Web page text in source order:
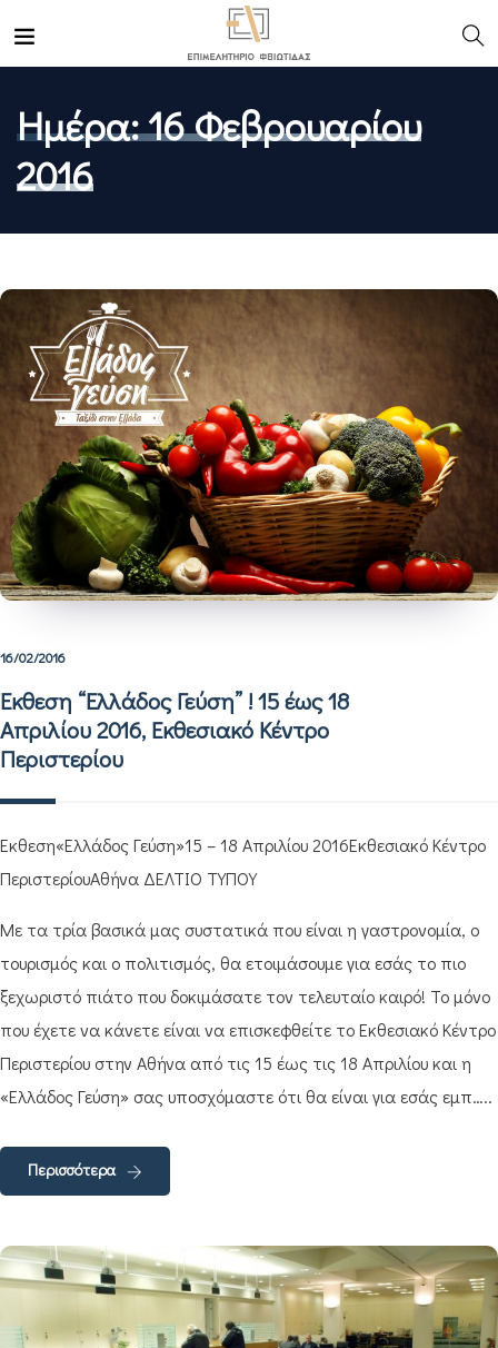
Ημέρα:16 Φεβρουαρίου
2016
16/02/2016
Έκθεση “Ελλάδος Γεύση” ! 15 έως 18
Απριλίου 2016, Εκθεσιακό Κέντρο
Περιστερίου
Έκθεση«Ελλάδος Γεύση»15 – 18 Απριλίου 2016Εκθεσιακό Κέντρο
ΠεριστερίουΑθήνα ΔΕΛΤΙΟ ΤΥΠΟΥ
Με τα τρία βασικά μας συστατικά που είναι η γαστρονομία, ο
τουρισμός και ο πολιτισμός, θα ετοιμάσουμε για εσάς το πιο
ξεχωριστό πιάτο που δοκιμάσατε τον τελευταίο καιρό! Το μόνο
που έχετε να κάνετε είναι να επισκεφθείτε το Εκθεσιακό Κέντρο
Περιστερίου στην Αθήνα από τις 15 έως τις 18 Απριλίου και η
«Ελλάδος Γεύση» σας υποσχόμαστε ότι θα είναι για εσάς εμπ…..
Περισσότερα